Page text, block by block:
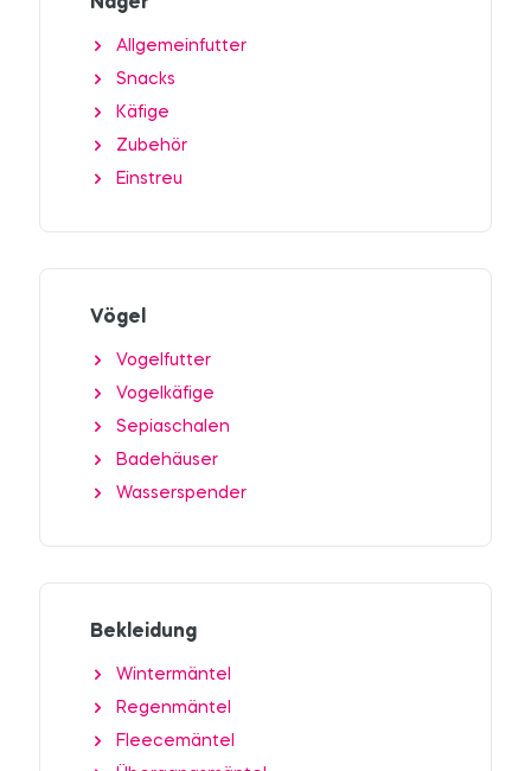
Allgemeinfutter
Snacks
Käfige
Zubehör
Einstreu
Vögel
Vogelfutter
Vogelkäfige
Sepiaschalen
Badehäuser
Wasserspender
Bekleidung
Wintermäntel
Regenmäntel
Fleecemäntel